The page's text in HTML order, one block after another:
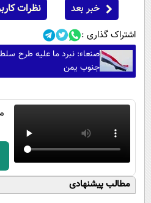
خبر بعد نظرات
اشتراک گذاری :
صنعاء: نبرد ما علیه طرح
جنوب یمن
مطالب پیشنهادی